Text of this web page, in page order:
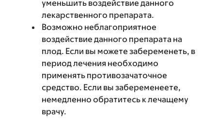
уменьшить воздействие данного
лекарственного препарата.
Возможно неблагоприятное
воздействие данного препарата на
плод. Если вы можете забеременеть, в
период лечения необходимо
применять противозачаточное
средство. Если вы забеременеете,
немедленно обратитесь к лечащему
врачу.